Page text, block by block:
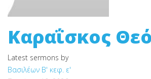
Καραΐσκος
Latest sermons by
Βασιλέων Β' κεφ. ε'